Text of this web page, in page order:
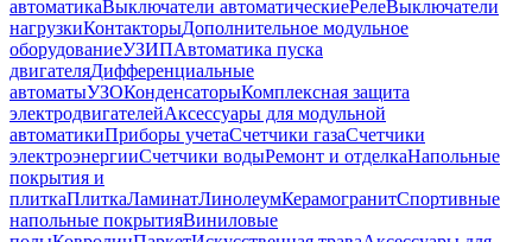
автоматикаВыключатели автоматическиеРелеВыключатели
нагрузкиКонтакторыДополнительное модульное
оборудованиеУЗИПАвтоматика пуска
двигателяДифференциальные
автоматыУЗОКонденсаторыКомплексная защита
электродвигателейАксессуары для модульной
автоматикиПриборы учетаСчетчики газаСчетчики
электроэнергииСчетчики водыРемонт и отделкаНапольные
покрытия и
плиткаПлиткаЛаминатЛинолеумКерамогранитСпортивные
напольные покрытияВиниловые